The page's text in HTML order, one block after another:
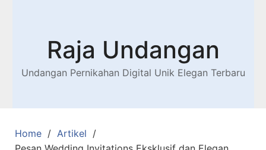
Raja Undangan
Undangan Pernikahan Digital Unik Elegan Terbaru
Home
Artikel